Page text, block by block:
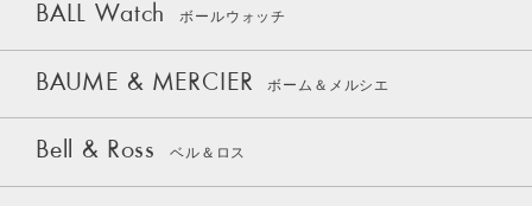
BALL Watch ボールウォッチ
BAUME & MERCIER ボーム＆メルシエ
Bell & Ross ベル＆ロス